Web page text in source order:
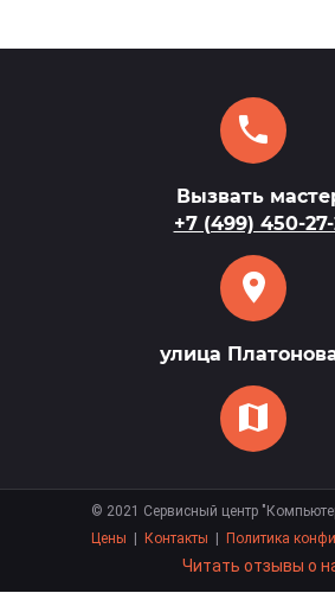
Вызвать
+7 (499) 450-
улица
© 2021 Сервисный центр
Цены
Контакты Политика
Читать отзывы о